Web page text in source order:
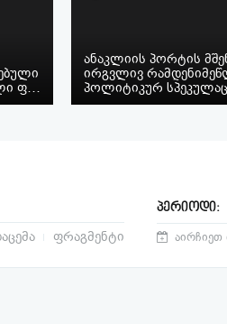
ფ…
ანაკლიის პორტის
ირგვლივ
პოლიტიკურ
ფრაგმენტი
პერიოდი: